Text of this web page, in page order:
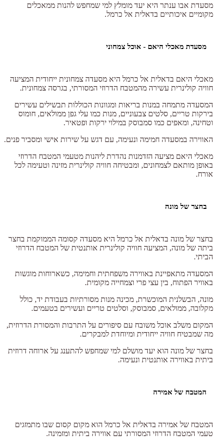
מסעדת אבו ענתר היא יעד מומלץ למי שמחפש להנות ממאכלים
מקומיים איכותיים בדאלית אל כרמל.
מסעדת מאכלי היאם - אוכל צמחוני
מאכלי היאם בדאלית אל כרמל היא מסעדה צמחונית ייחודית המציעה
חוויה קולינרית עשירה מהמטבח הדרוזי המסורתי, בגרסה צמחונית.
המסעדה מתמחה במנות בריאות ומגוונות הכוללות תבשילים עשירים
בירקות טריים, סלטים צבעוניים, מנות כמו עלי גפן ממולאים, חומוס
וטחינה, ומאפים כמו סמבוסק במילוי ירקות ופטאיר.
האווירה במסעדה חמימה ונעימה, עם דגש על שירות אישי ומסביר פנים.
מאכלי היאם מציעה הזדמנות נהדרת ליהנות מטעמי המטבח הדרוזי
באופן מותאם לצמחונים, ומבטיחה חוויה קולינרית מזינה וטעימה לכל
אורח.
בחצר של מונה
בחצר של מונה בדאלית אל כרמל היא מסעדה קסומה הממוקמת בחצר
ביתה של מונה, המציעה חוויה קולינרית אותנטית של המטבח הדרוזי
הביתי.
המסעדה מתאפיינת באווירה משפחתית וחמימה, כשארוחות מוגשות
באוויר הפתוח, בין עצי פרי וצמחייה מקומית.
מונה, הבשלנית המוכשרת, מכינה מנות מסורתיות בעבודת יד, כולל
מקלובה, ממולאים, סמבוסק, וסלטים טריים ועשירים בטעמים.
המקום משלב אוכל משובח עם סיפורים על התרבות והמסורת הדרוזית,
מה שמבטיח חוויה ייחודית ומיוחדת למבקרים.
בחצר של מונה הוא יעד מושלם למי שמחפש להתענג על ארוחה דרוזית
ביתית באווירה אותנטית ונעימה.
המטבח של אמירה
המטבח של אמירה בדאלית אל כרמל הוא מקום קסום שבו מתמזגים
טעמי המטבח הדרוזי המסורתי עם אווירה ביתית ומזמינה.